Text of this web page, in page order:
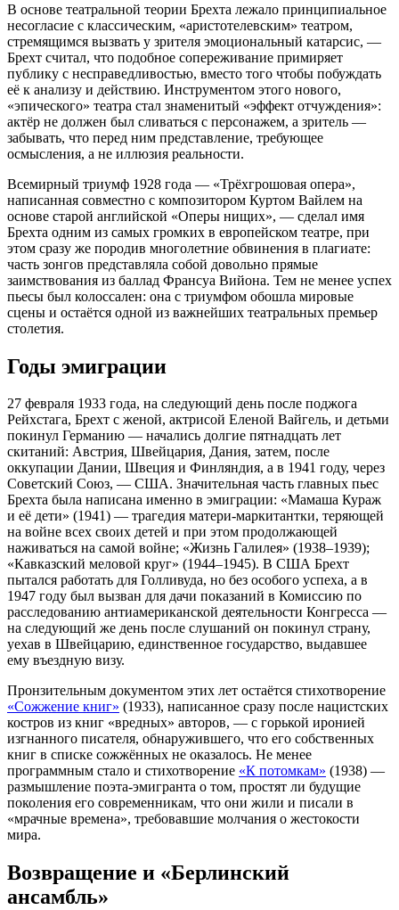
В основе театральной теории Брехта лежало принципиальное
несогласие с классическим, «аристотелевским» театром,
стремящимся вызвать у зрителя эмоциональный катарсис, —
Брехт считал, что подобное сопереживание примиряет
публику с несправедливостью, вместо того чтобы побуждать
её к анализу и действию. Инструментом этого нового,
«эпического» театра стал знаменитый «эффект отчуждения»:
актёр не должен был сливаться с персонажем, а зритель —
забывать, что перед ним представление, требующее
осмысления, а не иллюзия реальности.
Всемирный триумф 1928 года — «Трёхгрошовая опера»,
написанная совместно с композитором Куртом Вайлем на
основе старой английской «Оперы нищих», — сделал имя
Брехта одним из самых громких в европейском театре, при
этом сразу же породив многолетние обвинения в плагиате:
часть зонгов представляла собой довольно прямые
заимствования из баллад Франсуа Вийона. Тем не менее успех
пьесы был колоссален: она с триумфом обошла мировые
сцены и остаётся одной из важнейших театральных премьер
столетия.
Годы эмиграции
27 февраля 1933 года, на следующий день после поджога
Рейхстага, Брехт с женой, актрисой Еленой Вайгель, и детьми
покинул Германию — начались долгие пятнадцать лет
скитаний: Австрия, Швейцария, Дания, затем, после
оккупации Дании, Швеция и Финляндия, а в 1941 году, через
Советский Союз, — США. Значительная часть главных пьес
Брехта была написана именно в эмиграции: «Мамаша Кураж
и её дети» (1941) — трагедия матери-маркитантки, теряющей
на войне всех своих детей и при этом продолжающей
наживаться на самой войне; «Жизнь Галилея» (1938–1939);
«Кавказский меловой круг» (1944–1945). В США Брехт
пытался работать для Голливуда, но без особого успеха, а в
1947 году был вызван для дачи показаний в Комиссию по
расследованию антиамериканской деятельности Конгресса —
на следующий же день после слушаний он покинул страну,
уехав в Швейцарию, единственное государство, выдавшее
ему въездную визу.
Пронзительным документом этих лет остаётся стихотворение
«Сожжение книг» (1933), написанное сразу после нацистских
костров из книг «вредных» авторов, — с горькой иронией
изгнанного писателя, обнаружившего, что его собственных
книг в списке сожжённых не оказалось. Не менее
программным стало и стихотворение «К потомкам» (1938) —
размышление поэта-эмигранта о том, простят ли будущие
поколения его современникам, что они жили и писали в
«мрачные времена», требовавшие молчания о жестокости
мира.
Возвращение и «Берлинский
ансамбль»